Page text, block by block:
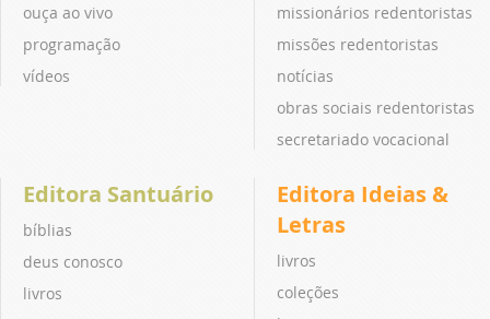
ouça ao vivo
programação
vídeos
missionários redentoristas
missões redentoristas
notícias
obras sociais redentoristas
secretariado vocacional
Editora Santuário
bíblias
deus conosco
livros
Editora Ideias &
Letras
livros
coleções